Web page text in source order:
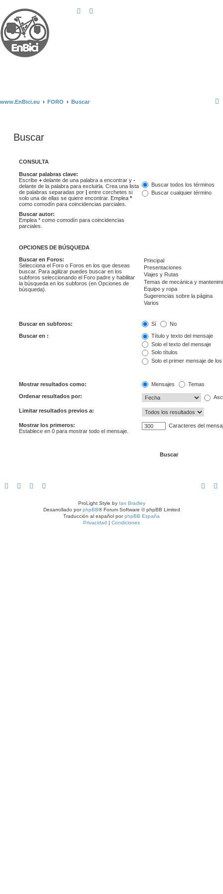
www.EnBici.eu FORO Buscar
Buscar
CONSULTA
Buscar palabras clave:
Escribe + delante de una palabra a encontrar y -
delante de la palabra para excluirla. Crea una lista
de palabras separadas por | entre corchetes si
solo una de ellas se quiere encontrar. Emplea *
como comodín para coincidencias parciales.
Buscar todos los términos
Buscar cualquier término
Buscar autor:
Emplea * como comodín para coincidencias
parciales.
OPCIONES DE BÚSQUEDA
Buscar en Foros:
Selecciona el Foro o Foros en los que deseas
buscar. Para agilizar puedes buscar en los
subforos seleccionando el Foro padre y habilitar
la búsqueda en los subforos (en Opciones de
búsqueda).
Buscar en subforos: Sí No
Buscar en :
Título y texto del mensaje
Solo el texto del mensaje
Solo títulos
Solo el primer mensaje de
Mostrar resultados como: Mensajes Temas
Ordenar resultados por:
Limitar resultados previos a:
Mostrar los primeros:
Establece en 0 para mostrar todo el mensaje.
Caracteres del
ProLight Style by Ian Bradley
Desarrollado porphpBB® Forum Software © phpBB Limited
Traducción al español porphpBB España
Privacidad | Condiciones